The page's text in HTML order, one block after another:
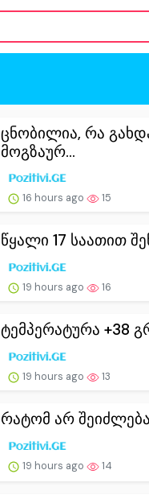
ცნობილია, რა
მოგზაურ...
16 hours ago 15
წყალი 17 საათით
19 hours ago 16
ტემპერატურა +38
19 hours ago 13
რატომ არ
19 hours ago 14